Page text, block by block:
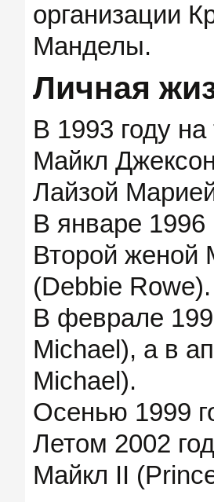
организации
Манделы.
Личная
В 1993 году
Майкл
Лайзой
В январе 1996
Второй женой
(Debbie Rowe).
В феврале
Michael), а в
Michael).
Осенью 1999
Летом 2002
Майкл II